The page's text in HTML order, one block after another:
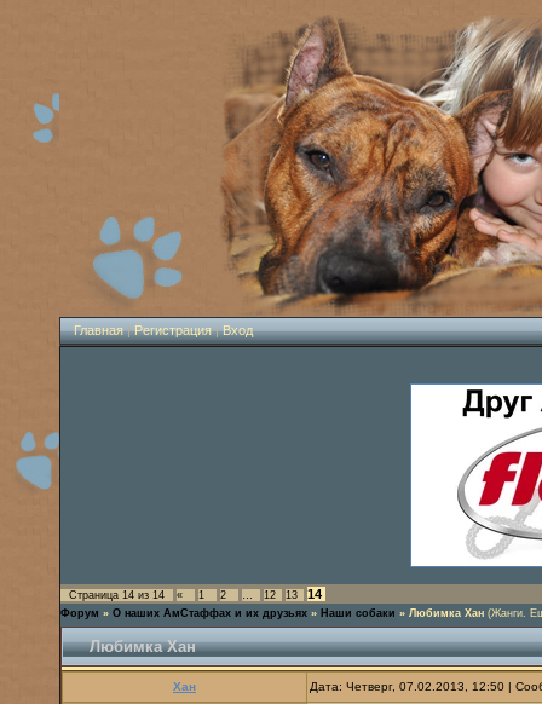
Главная|Регистрация|Вход
Страница 14 из 14 « 1 2 … 12 13 14
Форум » О наших АмСтаффах и их друзьях » Наши собаки » Любимка Хан (Жанги.
Любимка Хан
Хан Дата: Четверг, 07.02.2013, 12:50 |